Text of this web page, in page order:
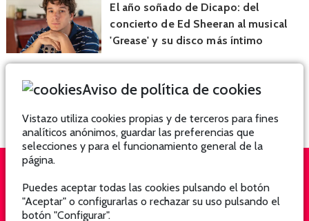
El año soñado de Dicapo: del
concierto de Ed Sheeran al musical
'Grease' y su disco más íntimo
QUIÉNES SOMOS
Aviso de política de cookies
Vistazo utiliza cookies propias y de terceros para fines
analíticos anónimos, guardar las preferencias que
selecciones y para el funcionamiento general de la
página.
Puedes aceptar todas las cookies pulsando el botón
"Aceptar" o configurarlas o rechazar su uso pulsando el
botón "Configurar".